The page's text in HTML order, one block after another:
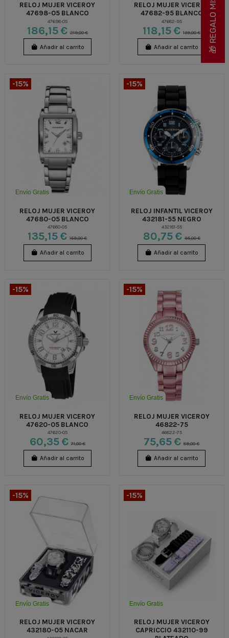
RELOJ MUJER VICEROY
47698-05 BLANCO
47698-05
186,15 €219,00 €
Añadir al carrito
RELOJ MUJER VICEROY
47682-95 BLANCO
47682-95
118,15 €139,00 €
Añadir al carrito
Envío Gratis
-15%
RELOJ MUJER VICEROY
47680-05 BLANCO
47680-05
135,15 €159,00 €
Añadir al carrito
Envío Gratis
-15%
RELOJ INFANTIL VICEROY
432181-55 NEGRO
432181-55
80,75 € 95,00 €
Añadir al carrito
Envío Gratis
-15%
RELOJ MUJER VICEROY
47620-05 BLANCO
47620-05
60,35 €71,00 €
Añadir al carrito
Envío Gratis
-15%
RELOJ MUJER VICEROY
46822-75
46822-75
75,65 €89,00 €
Añadir al carrito
Envío Gratis
-15%
RELOJ MUJER VICEROY
432180-05 NACAR
Envío Gratis
-15%
RELOJ MUJER VICEROY
CAPRICCIO 432110-99